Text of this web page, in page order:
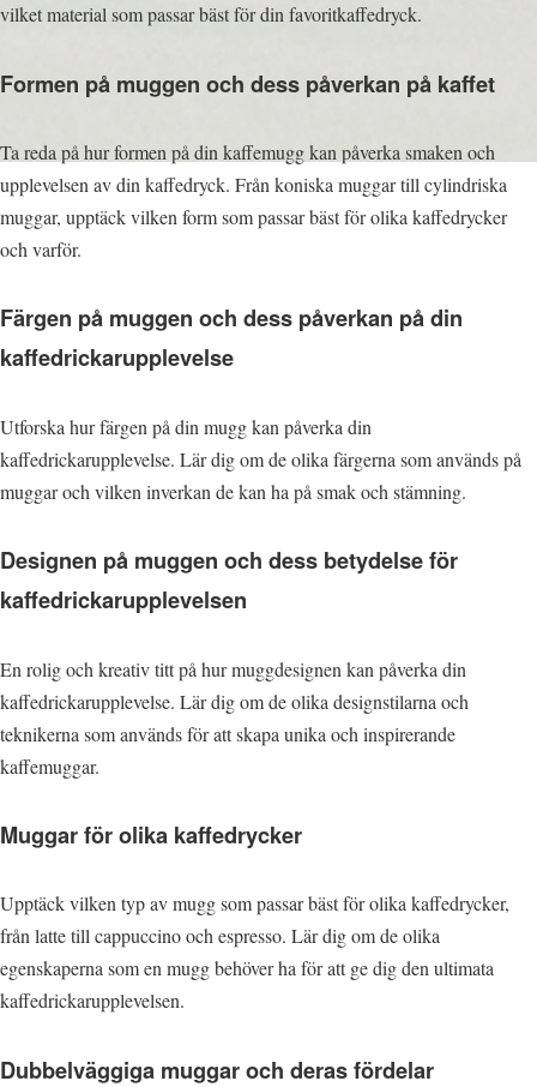
vilket material som passar bäst för din favoritkaffedryck.
Formen på muggen och dess påverkan på kaffet
Ta reda på hur formen på din kaffemugg kan påverka smaken och
upplevelsen av din kaffedryck. Från koniska muggar till cylindriska
muggar, upptäck vilken form som passar bäst för olika kaffedrycker
och varför.
Färgen på muggen och dess påverkan på din
kaffedrickarupplevelse
Utforska hur färgen på din mugg kan påverka din
kaffedrickarupplevelse. Lär dig om de olika färgerna som används på
muggar och vilken inverkan de kan ha på smak och stämning.
Designen på muggen och dess betydelse för
kaffedrickarupplevelsen
En rolig och kreativ titt på hur muggdesignen kan påverka din
kaffedrickarupplevelse. Lär dig om de olika designstilarna och
teknikerna som används för att skapa unika och inspirerande
kaffemuggar.
Muggar för olika kaffedrycker
Upptäck vilken typ av mugg som passar bäst för olika kaffedrycker,
från latte till cappuccino och espresso. Lär dig om de olika
egenskaperna som en mugg behöver ha för att ge dig den ultimata
kaffedrickarupplevelsen.
Dubbelväggiga muggar och deras fördelar